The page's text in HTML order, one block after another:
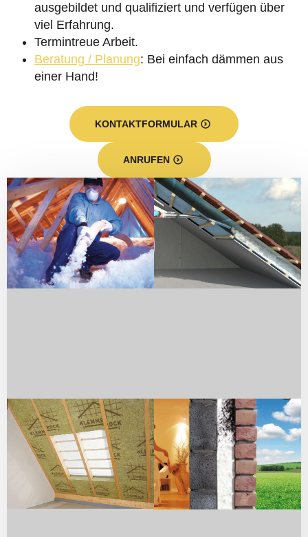
ausgebildet und qualifiziert und verfügen über
viel Erfahrung.
Termintreue Arbeit.
Beratung / Planung: Bei einfach dämmen aus
einer Hand!
KONTAKTFORMULAR
ANRUFEN